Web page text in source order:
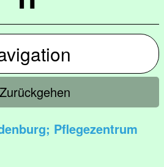
Pflegezentrum